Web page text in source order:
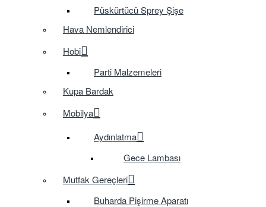
Püskürtücü Sprey Şişe
Hava Nemlendirici
Hobi
Parti Malzemeleri
Kupa Bardak
Mobilya
Aydınlatma
Gece Lambası
Mutfak Gereçleri
Buharda Pişirme Aparatı